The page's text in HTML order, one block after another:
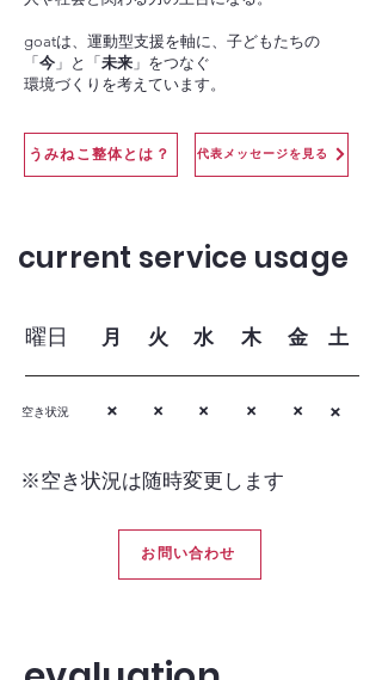
goatは、運動型支援を軸に、子どもたちの
「今 」と「未来 」をつなぐ
​環境づくりを考えています。
うみねこ整体とは？ 代表メッセージを見る
current service usage
​曜日 ​月 ​火 ​水 ​木 ​金 ​土
​空き状況 ​× ​× ​× ​× ​×
​※空き状況は随時変更します
お問い合わせ
​×